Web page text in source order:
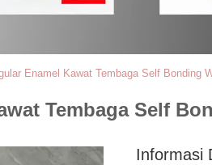
Enamel Kawat Tembaga Self Bonding
Tembaga Self
Informasi